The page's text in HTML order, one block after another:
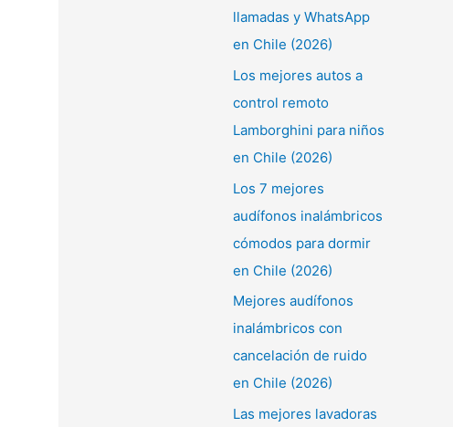
llamadas y WhatsApp
en Chile (2026)
Los mejores autos a
control remoto
Lamborghini para niños
en Chile (2026)
Los 7 mejores
audífonos inalámbricos
cómodos para dormir
en Chile (2026)
Mejores audífonos
inalámbricos con
cancelación de ruido
en Chile (2026)
Las mejores lavadoras